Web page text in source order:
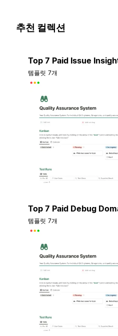
추천 컬렉션
Top 7 Paid Issue
템플릿 7개
Top 7 Paid Debug
템플릿 7개